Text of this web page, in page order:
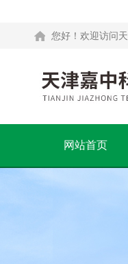
您好！欢迎访问
网站首页